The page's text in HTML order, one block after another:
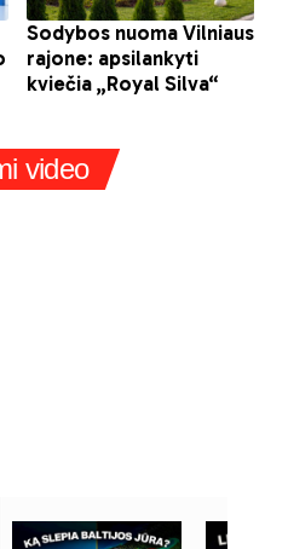
video